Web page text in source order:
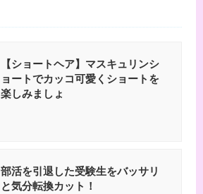
【ショートヘア】マスキュリンシ
ョートでカッコ可愛くショートを
楽しみましょ
部活を引退した受験生をバッサリ
と気分転換カット！